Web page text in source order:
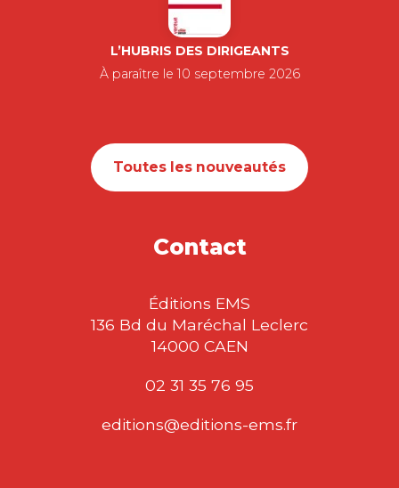
L’HUBRIS DES DIRIGEANTS
À paraître le 10 septembre 2026
Toutes les nouveautés
Contact
Éditions EMS
136 Bd du Maréchal Leclerc
14000 CAEN
02 31 35 76 95
editions@editions-ems.fr